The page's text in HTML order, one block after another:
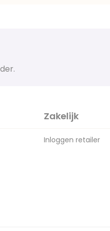
Zakelijk
Inloggen retailer